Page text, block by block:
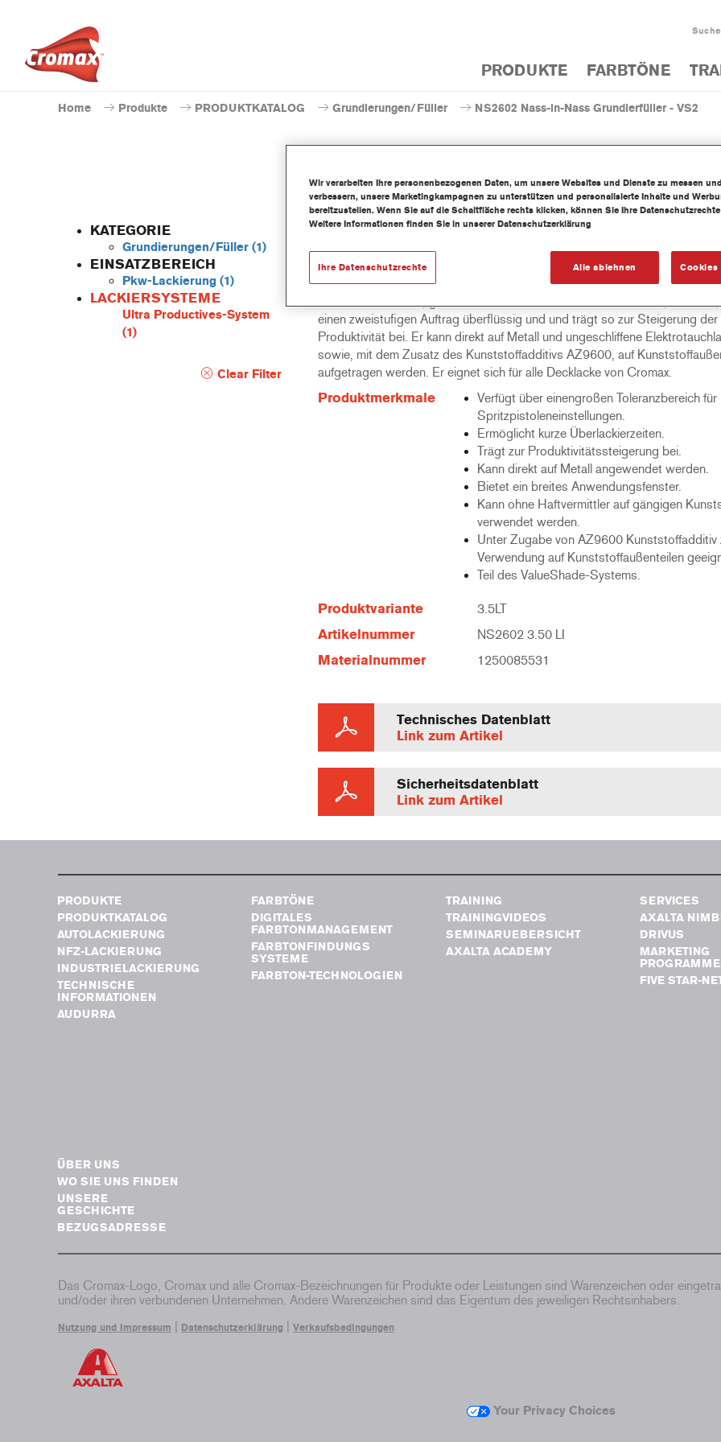
Suche
PRODUKTE FARBTÖNE
Home Produkte PRODUKTKATALOG Grundierungen/Füller NS2602 Nass-in-Nass Grundierfüller - VS2
KATEGORIE
Grundierungen/Füller (1)
EINSATZBEREICH
Pkw-Lackierung (1)
LACKIERSYSTEME
Ultra Productives-System
(1)
Clear Filter
NS2602 Nass-in-Nass
Der extrem flexible NS2601 Nass-in-Nass-Grundierfüller, weiss / NS2604
einen zweistufigen Auftrag überflüssig und und trägt so zur Steigerung der
Produktivität bei. Er kann direkt auf Metall und ungeschliffene
sowie, mit dem Zusatz des Kunststoffadditivs AZ9600, auf
aufgetragen werden. Er eignet sich für alle Decklacke von Cromax.
Produktmerkmale
Verfügt über einengroßen Toleranzbereich für
Spritzpistoleneinstellungen.
Ermöglicht kurze Überlackierzeiten.
Trägt zur Produktivitätssteigerung bei.
Kann direkt auf Metall angewendet werden.
Bietet ein breites Anwendungsfenster.
Kann ohne Haftvermittler auf gängigen
verwendet werden.
Unter Zugabe von AZ9600 Kunststoffadditiv
Verwendung auf Kunststoffaußenteilen
Teil des ValueShade-Systems.
Produktvariante 3.5LT
Artikelnummer NS2602 3.50 LI
Materialnummer 1250085531
Technisches Datenblatt
Link zum Artikel
Sicherheitsdatenblatt
Link zum Artikel
PRODUKTE
PRODUKTKATALOG
AUTOLACKIERUNG
NFZ-LACKIERUNG
INDUSTRIELACKIERUNG
TECHNISCHE
INFORMATIONEN
AUDURRA
FARBTÖNE
DIGITALES
FARBTONMANAGEMENT
FARBTONFINDUNGS
SYSTEME
FARBTON-TECHNOLOGIEN
TRAINING
TRAININGVIDEOS
SEMINARUEBERSICHT
AXALTA ACADEMY
SERVICES
AXALTA
DRIVUS
MARKETING
FIVE STAR-
ÜBER UNS
WO SIE UNS FINDEN
UNSERE
GESCHICHTE
BEZUGSADRESSE
Das Cromax-Logo, Cromax und alle Cromax-Bezeichnungen für Produkte oder Leistungen sind Warenzeichen oder
und/oder ihren verbundenen Unternehmen. Andere Warenzeichen sind das Eigentum des jeweiligen Rechtsinhabers.
Nutzung und Impressum Datenschutzerklärung Verkaufsbedingungen
Your Privacy Choices
Wir verarbeiten Ihre personenbezogenen Daten, um unsere Websites und Dienste zu messen
verbessern, unsere Marketingkampagnen zu unterstützen und personalisierte Inhalte und
bereitzustellen. Wenn Sie auf die Schaltfläche rechts klicken, können Sie Ihre
Weitere Informationen finden Sie in unserer Datenschutzerklärung
Alle ablehnen Cookies
Ihre Datenschutzrechte